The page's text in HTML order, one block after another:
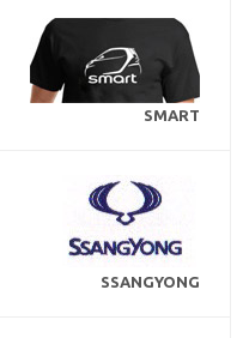
SMART
SSANGYONG